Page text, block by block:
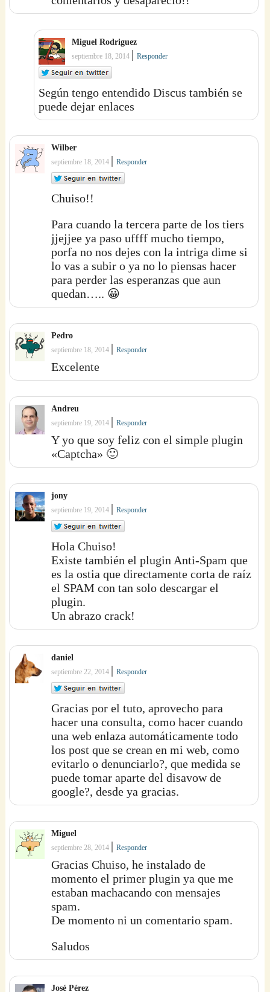
Miguel Rodriguez
septiembre 18, 2014 |Responder
Según tengo entendido Discus también se
puede dejar enlaces
Wilber
septiembre 18, 2014 |Responder
Chuiso!!
Para cuando la tercera parte de los tiers
jjejjee ya paso uffff mucho tiempo,
porfa no nos dejes con la intriga dime si
lo vas a subir o ya no lo piensas hacer
para perder las esperanzas que aun
quedan….. 😀
Pedro
septiembre 18, 2014 |Responder
Excelente
Andreu
septiembre 19, 2014 |Responder
Y yo que soy feliz con el simple plugin
«Captcha» 🙂
jony
septiembre 19, 2014 |Responder
Hola Chuiso!
Existe también el plugin Anti-Spam que
es la ostia que directamente corta de raíz
el SPAM con tan solo descargar el
plugin.
Un abrazo crack!
daniel
septiembre 22, 2014 |Responder
Gracias por el tuto, aprovecho para
hacer una consulta, como hacer cuando
una web enlaza automáticamente todo
los post que se crean en mi web, como
evitarlo o denunciarlo?, que medida se
puede tomar aparte del disavow de
google?, desde ya gracias.
Miguel
septiembre 28, 2014 |Responder
Gracias Chuiso, he instalado de
momento el primer plugin ya que me
estaban machacando con mensajes
spam.
De momento ni un comentario spam.
Saludos
José Pérez